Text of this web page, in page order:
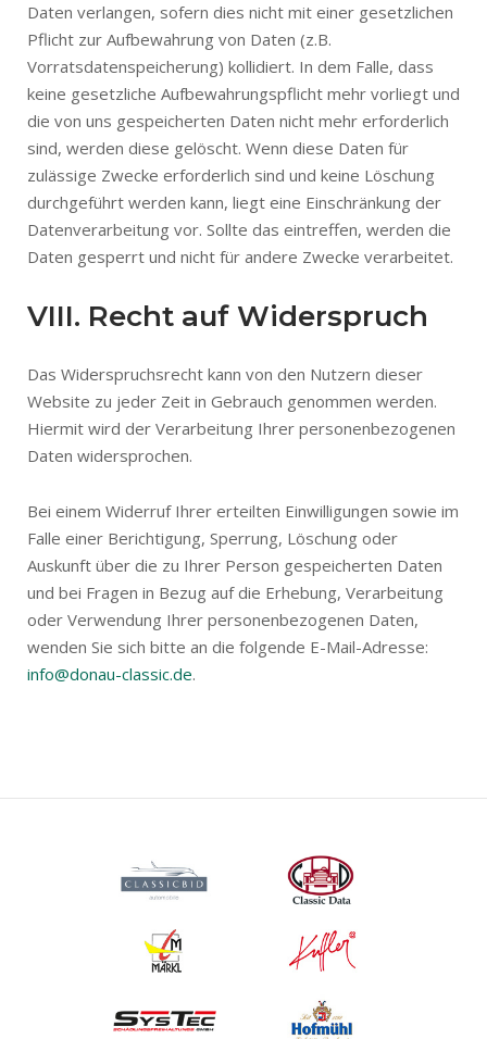
Daten verlangen, sofern dies nicht mit einer gesetzlichen
Pflicht zur Aufbewahrung von Daten (z.B.
Vorratsdatenspeicherung) kollidiert. In dem Falle, dass
keine gesetzliche Aufbewahrungspflicht mehr vorliegt und
die von uns gespeicherten Daten nicht mehr erforderlich
sind, werden diese gelöscht. Wenn diese Daten für
zulässige Zwecke erforderlich sind und keine Löschung
durchgeführt werden kann, liegt eine Einschränkung der
Datenverarbeitung vor. Sollte das eintreffen, werden die
Daten gesperrt und nicht für andere Zwecke verarbeitet.
VIII. Recht auf Widerspruch
Das Widerspruchsrecht kann von den Nutzern dieser
Website zu jeder Zeit in Gebrauch genommen werden.
Hiermit wird der Verarbeitung Ihrer personenbezogenen
Daten widersprochen.
Bei einem Widerruf Ihrer erteilten Einwilligungen sowie im
Falle einer Berichtigung, Sperrung, Löschung oder
Auskunft über die zu Ihrer Person gespeicherten Daten
und bei Fragen in Bezug auf die Erhebung, Verarbeitung
oder Verwendung Ihrer personenbezogenen Daten,
wenden Sie sich bitte an die folgende E-Mail-Adresse:
info@donau-classic.de.